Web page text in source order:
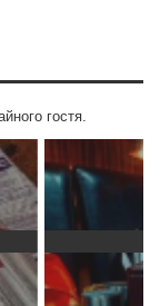
гостя.